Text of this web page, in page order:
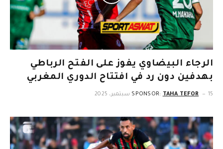
الرجاء البيضاوي يفوز على الفتح الرباطي
بهدفين دون رد في افتتاح الدوري المغربي
SPONSOR: TAHA TEFOR 15 سبتمبر، 2025